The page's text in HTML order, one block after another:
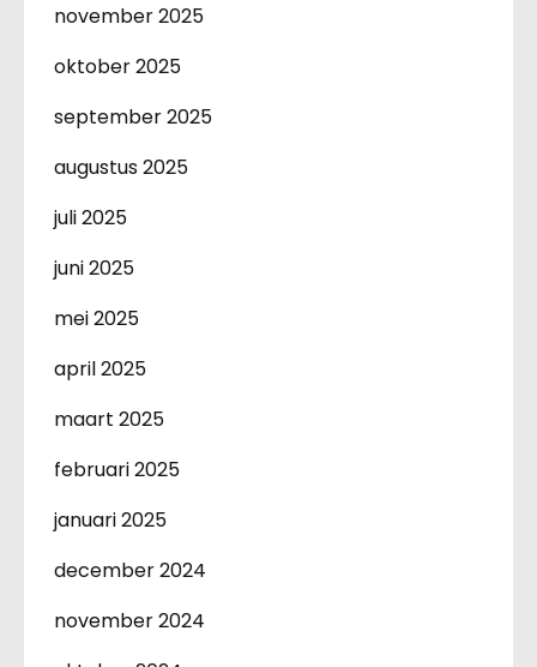
november 2025
oktober 2025
september 2025
augustus 2025
juli 2025
juni 2025
mei 2025
april 2025
maart 2025
februari 2025
januari 2025
december 2024
november 2024